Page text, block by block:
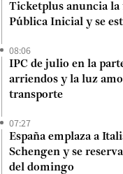
Ticketplus anuncia
Pública Inicial y se
08:06
IPC de julio en la
arriendos y la luz
transporte
07:27
España emplaza a
Schengen y se
del domingo